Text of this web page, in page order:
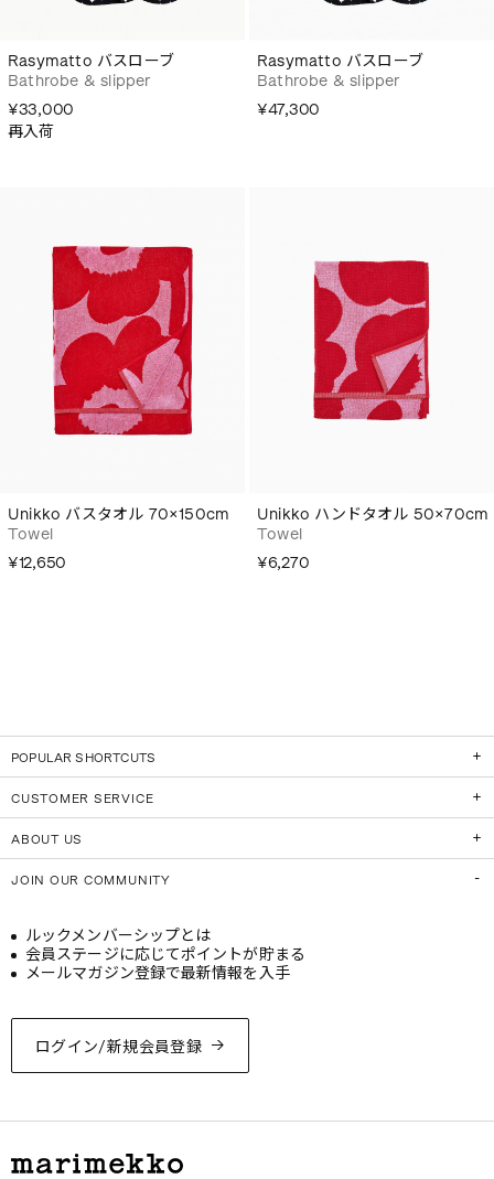
Rasymatto バスローブ
Bathrobe & slipper
¥33,000
再入荷
Rasymatto バスローブ
Bathrobe & slipper
¥47,300
Unikko バスタオル 70×150cm
Towel
¥12,650
Unikko ハンドタオル 50×70cm
Towel
¥6,270
POPULAR SHORTCUTS
CUSTOMER SERVICE
ABOUT US
JOIN OUR COMMUNITY
ログイン/新規会員登録
ルックメンバーシップとは
会員ステージに応じてポイントが貯まる
メールマガジン登録で最新情報を入手